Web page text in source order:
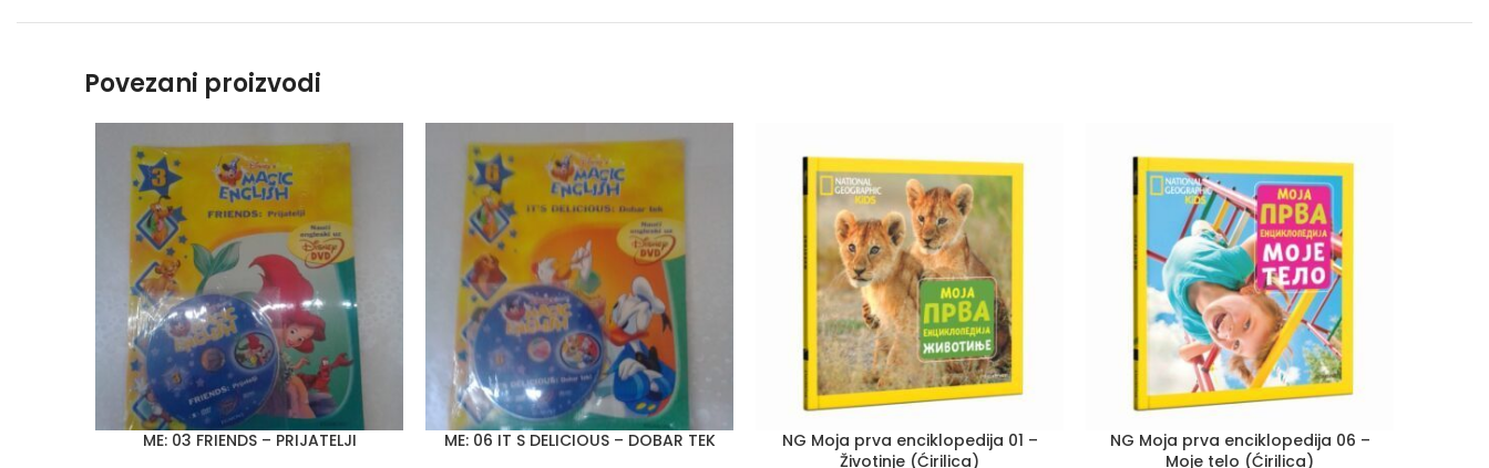
Povezani proizvodi
ME: 03 FRIENDS – PRIJATELJI ME: 06 IT S DELICIOUS – DOBAR TEK
NG Moja prva enciklopedija 01 –
Životinje (Ćirilica)
NG Moja prva enciklopedija 06 –
Moje telo (Ćirilica)